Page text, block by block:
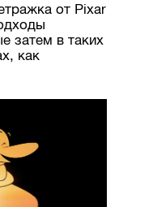
от Pixar
затем в таких
как